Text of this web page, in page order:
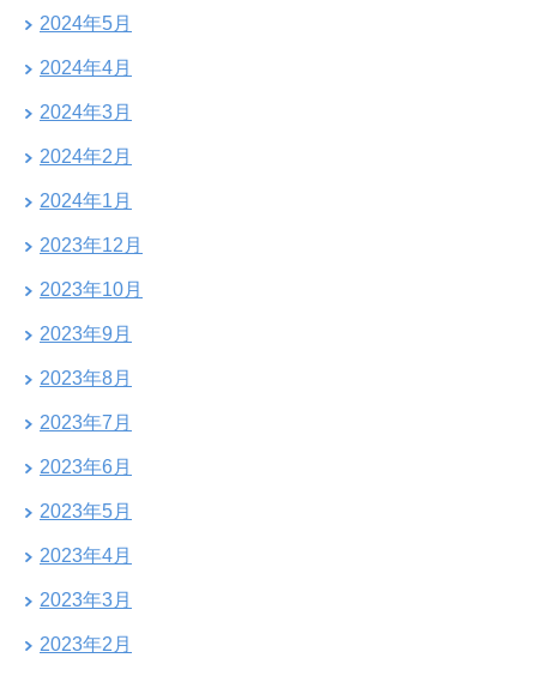
2024年5月
2024年4月
2024年3月
2024年2月
2024年1月
2023年12月
2023年10月
2023年9月
2023年8月
2023年7月
2023年6月
2023年5月
2023年4月
2023年3月
2023年2月